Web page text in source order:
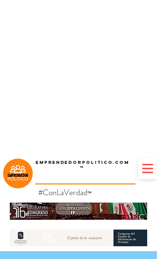
Emprendedorpolitico.com
™
#ConLaVerdad℠